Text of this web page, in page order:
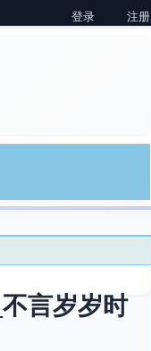
登录 注册
言岁岁时